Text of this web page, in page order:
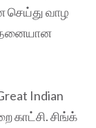
செய்து வாழ
Indian
காட்சி. சிங்க்